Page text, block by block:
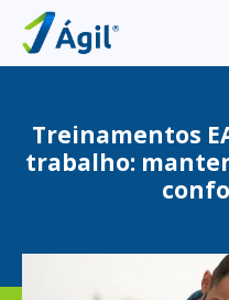
Treinamentos
trabalho: